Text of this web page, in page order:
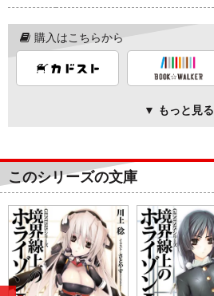
購入はこちらから
▼ もっと見る
このシリーズの文庫